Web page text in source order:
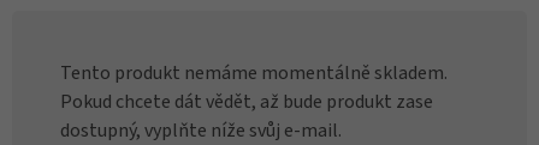
Tento produkt nemáme momentálně skladem.
Pokud chcete dát vědět, až bude produkt zase
dostupný, vyplňte níže svůj e-mail.